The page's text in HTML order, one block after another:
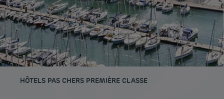
HÔTELS PAS CHERS PREMIÈRE CLASSE